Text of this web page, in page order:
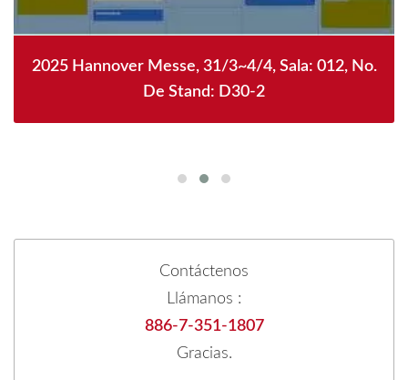
2025 Hannover Messe, 31/3~4/4, Sala: 012, No.
De Stand: D30-2
Contáctenos
Llámanos :
886-7-351-1807
Gracias.